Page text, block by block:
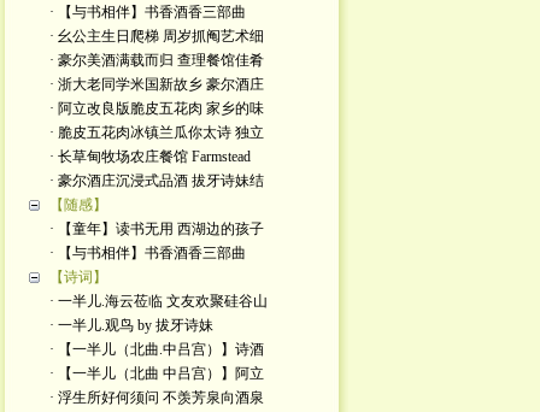
· 【与书相伴】书香酒香三部曲
· 幺公主生日爬梯 周岁抓阄艺术细
· 豪尔美酒满载而归 查理餐馆佳肴
· 浙大老同学米国新故乡 豪尔酒庄
· 阿立改良版脆皮五花肉 家乡的味
· 脆皮五花肉冰镇兰瓜你太诗 独立
· 长草甸牧场农庄餐馆 Farmstead
· 豪尔酒庄沉浸式品酒 拔牙诗妹结
【随感】
· 【童年】读书无用 西湖边的孩子
· 【与书相伴】书香酒香三部曲
【诗词】
· 一半儿.海云莅临 文友欢聚硅谷山
· 一半儿.观鸟 by 拔牙诗妹
· 【一半儿（北曲.中吕宫）】诗酒
· 【一半儿（北曲 中吕宫）】阿立
· 浮生所好何须问 不羡芳泉向酒泉